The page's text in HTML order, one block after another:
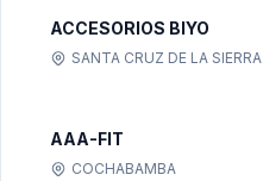
ACCESORIOS BIYO
SANTA CRUZ DE LA SIERRA
AAA-FIT
COCHABAMBA